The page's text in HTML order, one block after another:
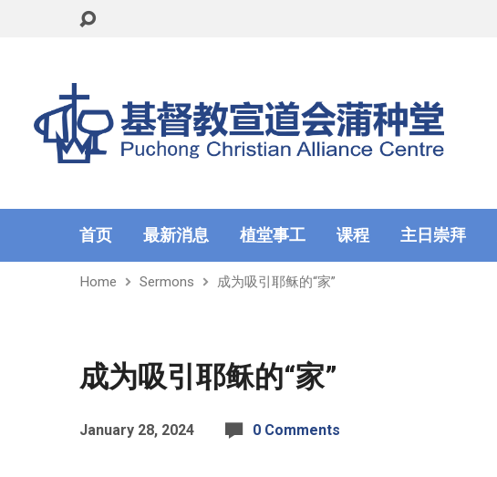
首页 最新消息 植堂事工 课程 主日崇拜
Home Sermons 成为吸引耶稣的“家”
成为吸引耶稣的“家”
January 28, 2024 0 Comments